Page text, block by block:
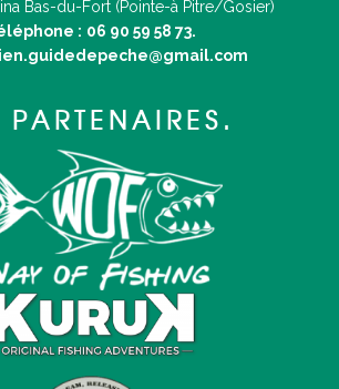
Bas-du-Fort (Pointe-à Pitre/Gosier)
: 06 90 59 58 73.
PARTENAIRES.